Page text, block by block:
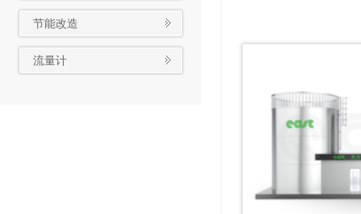
节能改造
流量计